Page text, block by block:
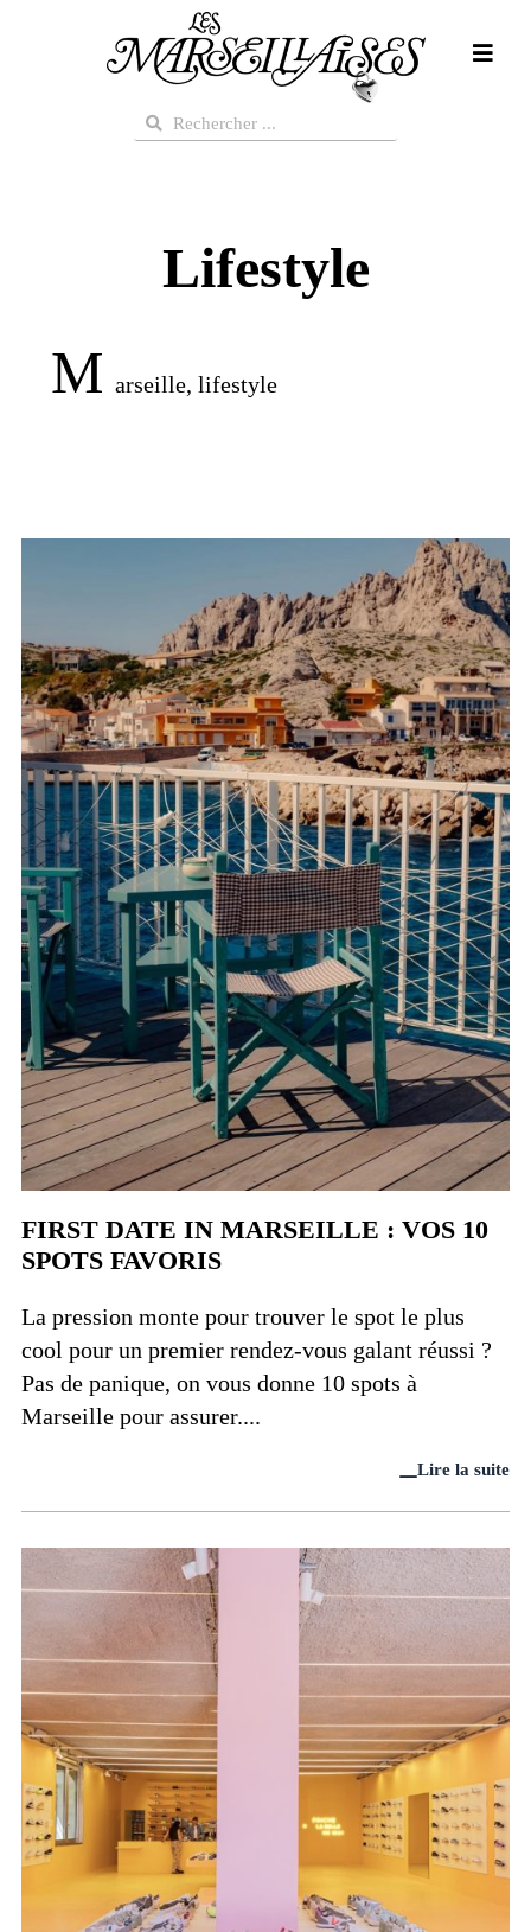
Rechercher
Rechercher
Lifestyle
M arseille, lifestyle
FIRST DATE IN MARSEILLE : VOS 10
SPOTS FAVORIS
La pression monte pour trouver le spot le plus
cool pour un premier rendez-vous galant réussi ?
Pas de panique, on vous donne 10 spots à
Marseille pour assurer....
Lire la suite